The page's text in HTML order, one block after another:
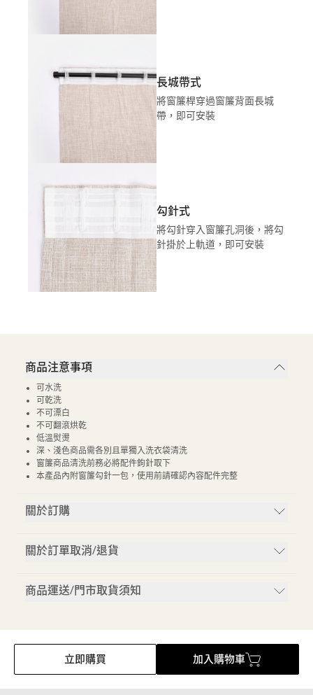
長城帶式
將窗簾桿穿過窗簾背面長城
帶，即可安裝
勾針式
將勾針穿入窗簾孔洞後，將勾
針掛於上軌道，即可安裝
商品注意事項
可水洗
可乾洗
不可漂白
不可翻滾烘乾
低溫熨燙
深、淺色商品需各別且單獨入洗衣袋清洗
窗簾商品清洗前務必將配件鉤針取下
本產品內附窗簾勾針一包，使用前請確認內容配件完整
關於訂購
關於訂單取消/退貨
商品運送/門市取貨須知
立即購買 加入購物車